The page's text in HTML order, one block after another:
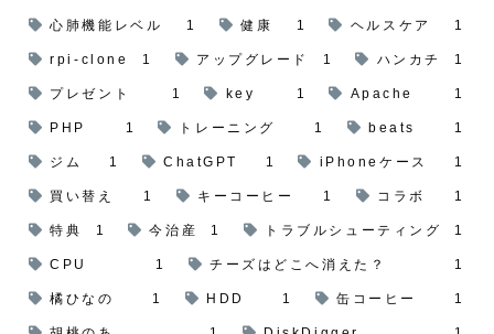
心肺機能レベル 1 健康 1 ヘルスケア 1
rpi-clone 1 アップグレード 1 ハンカチ 1
プレゼント 1 key 1 Apache 1
PHP 1 トレーニング 1 beats 1
ジム 1 ChatGPT 1 iPhoneケース 1
買い替え 1 キーコーヒー 1 コラボ 1
特典 1 今治産 1 トラブルシューティング 1
CPU 1 チーズはどこへ消えた？ 1
橘ひなの 1 HDD 1 缶コーヒー 1